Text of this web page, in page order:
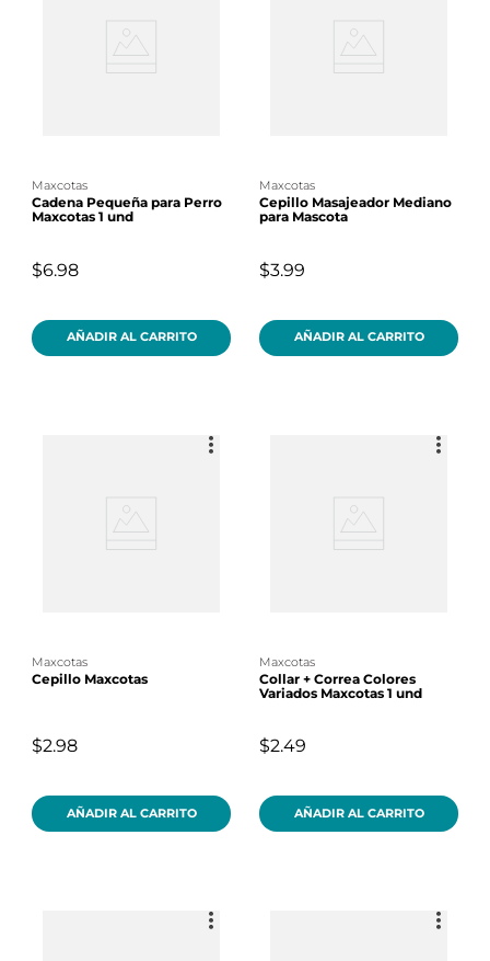
maxcotas
Cadena Pequeña para Perro
Maxcotas 1 und
$6.98
AÑADIR AL CARRITO
maxcotas
Cepillo Masajeador Mediano
para Mascota
$3.99
AÑADIR AL CARRITO
maxcotas
Cepillo Maxcotas
$2.98
AÑADIR AL CARRITO
maxcotas
Collar + Correa Colores
Variados Maxcotas 1 und
$2.49
AÑADIR AL CARRITO